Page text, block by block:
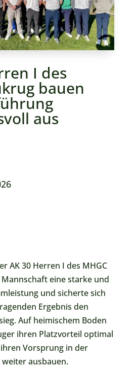
I des
bauen
aus
AK 30 Herren I des MHGC
eine starke und
und sicherte sich
Ergebnis den
Auf heimischem Boden
ihren Platzvorteil optimal
Vorsprung in der
ausbauen.